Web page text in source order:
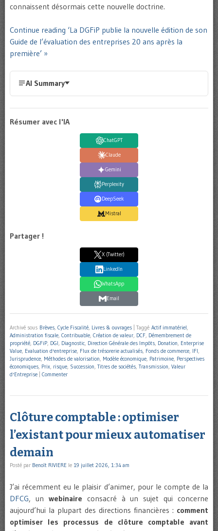
connaissent désormais cette nouvelle doctrine.
Continue reading ‘La DGFiP publie la nouvelle édition de son
Guide de l’évaluation des entreprises 20 ans après la
première’ »
AI Summary
Résumer avec l'IA
ChatGPT
Claude
Gemini
Perplexity
DeepSeek
Mistral
Partager !
X (Twitter)
LinkedIn
WhatsApp
Email
Archivé sous Brèves, Cycle Fiscalité, Livres & ouvrages Taggé Actif immatériel,
Administration fiscale, Contribuable, Création de valeur, DCF, Démembrement de
propriété, DGFiP, DGI, Diagnostic, Direction Générale des Impôts, Donation, Enterprise
Value, Evaluation d'entreprise, Flux de trésorerie actualisés, Fonds de commerce, IFI,
Jurisprudence, Méthodes de valorisation, Modèle économique, Patrimoine, Perspectives
économiques, Prix, risque, Succession, Titres de sociétés, Transmission, Valeur
d'Entreprise
Commenter
Clôture comptable : optimiser
l’existant pour mieux automatiser
demain
Posté par Benoît RIVIERE le 19 juillet 2026, 1:34 am
J’ai récemment eu le plaisir d’animer, pour le compte de la
DFCG, un webinaire consacré à un sujet qui concerne
aujourd’hui la plupart des directions financières : comment
optimiser les processus de clôture comptable avant